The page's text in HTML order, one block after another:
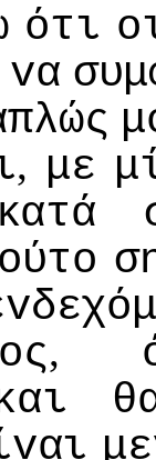
ότι
vα
, με
κατά
,